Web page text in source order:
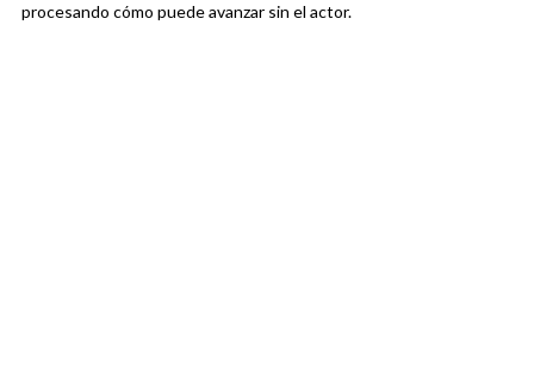
procesando cómo puede avanzar sin el actor.